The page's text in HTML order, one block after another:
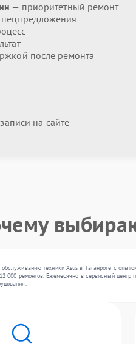
— приоритетный ремонт
после ремонта
на сайте
техники Asus в Таганроге с
000 ремонтов. Ежемесячно в сервисный